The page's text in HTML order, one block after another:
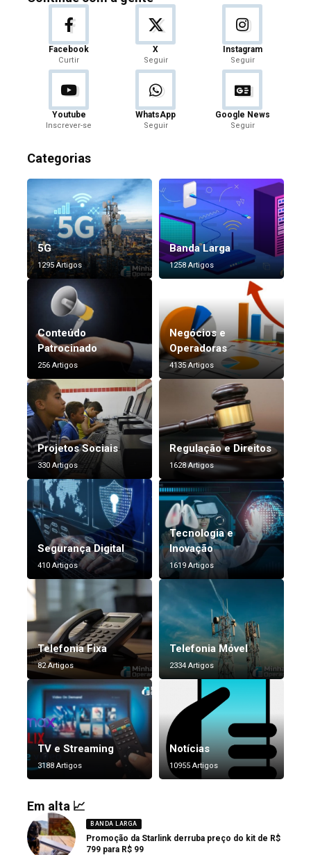
Facebook
Curtir
X
Seguir
Instagram
Seguir
Youtube
Inscrever-se
WhatsApp
Seguir
Google News
Seguir
Categorias
5G
1295 Artigos
Banda Larga
1258 Artigos
Conteúdo
Patrocinado
256 Artigos
Negócios e
Operadoras
4135 Artigos
Projetos Sociais
330 Artigos
Regulação e Direitos
1628 Artigos
Segurança Digital
410 Artigos
Tecnologia e
Inovação
1619 Artigos
Telefonia Fixa
82 Artigos
Telefonia Móvel
2334 Artigos
TV e Streaming
3188 Artigos
Notícias
10955 Artigos
Em alta 📈
BANDA LARGA
Promoção da Starlink derruba preço do kit de R$
799 para R$ 99